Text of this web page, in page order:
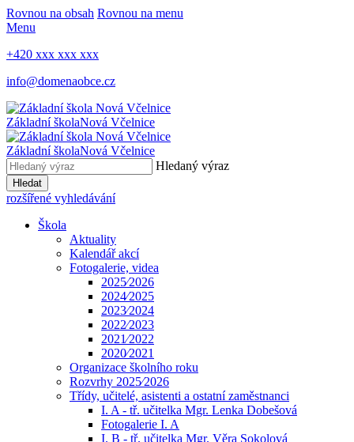
Rovnou na obsah Rovnou na menu
Menu
+420 xxx xxx xxx
info@domenaobce.cz
Základní školaNová Včelnice
Základní školaNová Včelnice
Hledaný výraz
Hledat
rozšířené vyhledávání
Škola
Aktuality
Kalendář akcí
Fotogalerie, videa
2025⁄2026
2024⁄2025
2023⁄2024
2022⁄2023
2021⁄2022
2020⁄2021
Organizace školního roku
Rozvrhy 2025⁄2026
Třídy, učitelé, asistenti a ostatní zaměstnanci
I. A - tř. učitelka Mgr. Lenka Dobešová
Fotogalerie I. A
I. B - tř. učitelka Mgr. Věra Sokolová